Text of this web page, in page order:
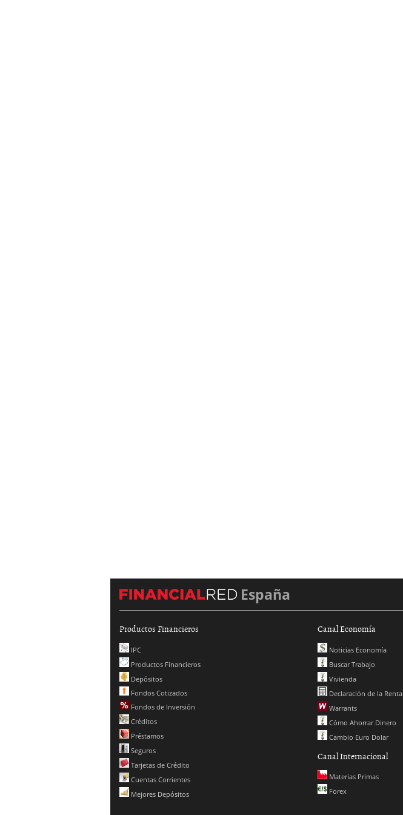
España
Productos Financieros
IPC
Productos Financieros
Depósitos
Fondos Cotizados
Fondos de Inversión
Créditos
Préstamos
Seguros
Tarjetas de Crédito
Cuentas Corrientes
Mejores Depósitos
Canal Economía
Noticias Economía
Buscar Trabajo
Vivienda
Declaración de la Renta
Warrants
Cómo Ahorrar Dinero
Cambio Euro Dolar
Canal Internacional
Materias Primas
Forex